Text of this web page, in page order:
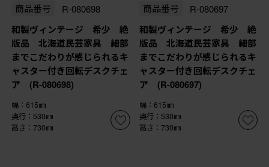
商品番号 R-080698
和製ヴィンテージ 希少 絶
版品 北海道民芸家具 細部
までこだわりが感じられるキ
ャスター付き回転デスクチェ
ア (R-080698)
幅：615㎜
奥行：530㎜
高さ：730㎜
商品番号 R-080697
和製ヴィンテージ 希少 絶
版品 北海道民芸家具 細部
までこだわりが感じられるキ
ャスター付き回転デスクチェ
ア (R-080697)
幅：615㎜
奥行：530㎜
高さ：730㎜